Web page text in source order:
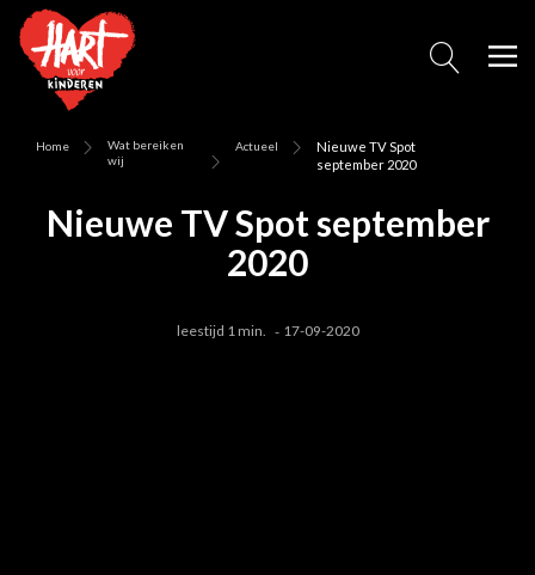
Home
Wat bereiken
wij
Actueel
Nieuwe TV Spot
september 2020
Nieuwe TV Spot september
2020
leestijd 1 min. 17-09-2020